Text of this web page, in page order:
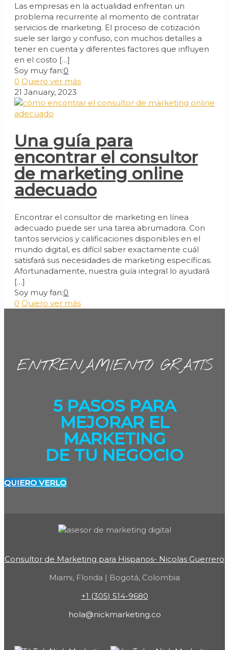
Las empresas en la actualidad enfrentan un
problema recurrente al momento de contratar
servicios de marketing. El proceso de cotización
suele ser largo y confuso, con muchos detalles a
tener en cuenta y diferentes factores que influyen
en el costo […]
Soy muy fan:0
0 Quiero ver más
21 January, 2023
Una guía para
encontrar el consultor
de marketing online
adecuado
Encontrar el consultor de marketing en línea
adecuado puede ser una tarea abrumadora. Con
tantos servicios y calificaciones disponibles en el
mundo digital, es difícil saber exactamente cuál
satisfará sus necesidades de marketing específicas.
Afortunadamente, nuestra guía integral lo ayudará
[…]
Soy muy fan:0
0 Quiero ver más
ENTRENAMIENTO GRATIS
5 PASOS PARA
MEJORAR EL
MARKETING
DE TU NEGOCIO
QUIERO VERLO
Consultor de Marketing para Hispanos- Nicolas Guerrero
Miami, Florida | Bogotá, Colombia
+1 (305) 514-9680
hola@nickmarketing.co